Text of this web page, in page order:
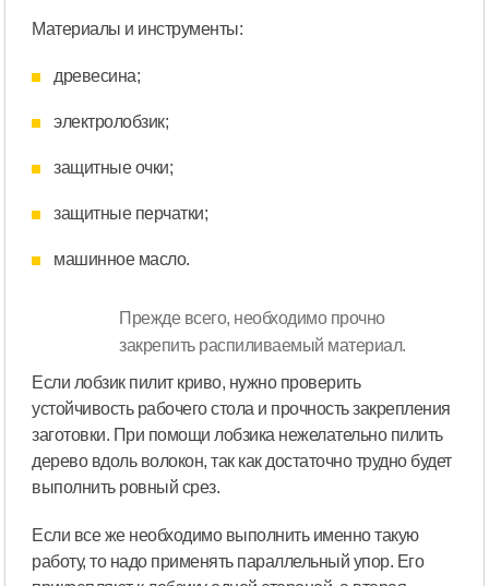
Материалы и инструменты:
древесина;
электролобзик;
защитные очки;
защитные перчатки;
машинное масло.
Прежде всего, необходимо прочно
закрепить распиливаемый материал.
Если лобзик пилит криво, нужно проверить
устойчивость рабочего стола и прочность закрепления
заготовки. При помощи лобзика нежелательно пилить
дерево вдоль волокон, так как достаточно трудно будет
выполнить ровный срез.
Если все же необходимо выполнить именно такую
работу, то надо применять параллельный упор. Его